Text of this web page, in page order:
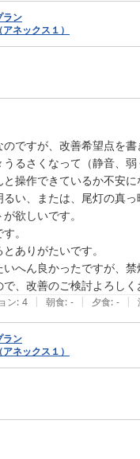
ン
ネックス１）
ですが、改善希望点を書
るさくなって（静音、
操作できているか不安に
い、または、尾灯の真
欲しいです。
。
ありがたいです。
へん良かったですが、禁
、改善のご検討よろしく
ン: 4 | 朝食: - | 夕食: - |
ン
ネックス１）